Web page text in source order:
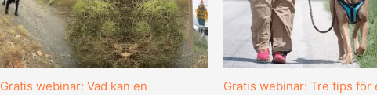
Gratis webinar: Vad kan en
Gratis webinar: Tre tips för